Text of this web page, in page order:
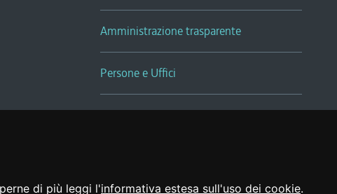
di più leggi l'informativa estesa sull'uso dei cookie.
Amministrazione trasparente
Persone e Uffici
Sala Tiziano Tessitori
Realizzato da